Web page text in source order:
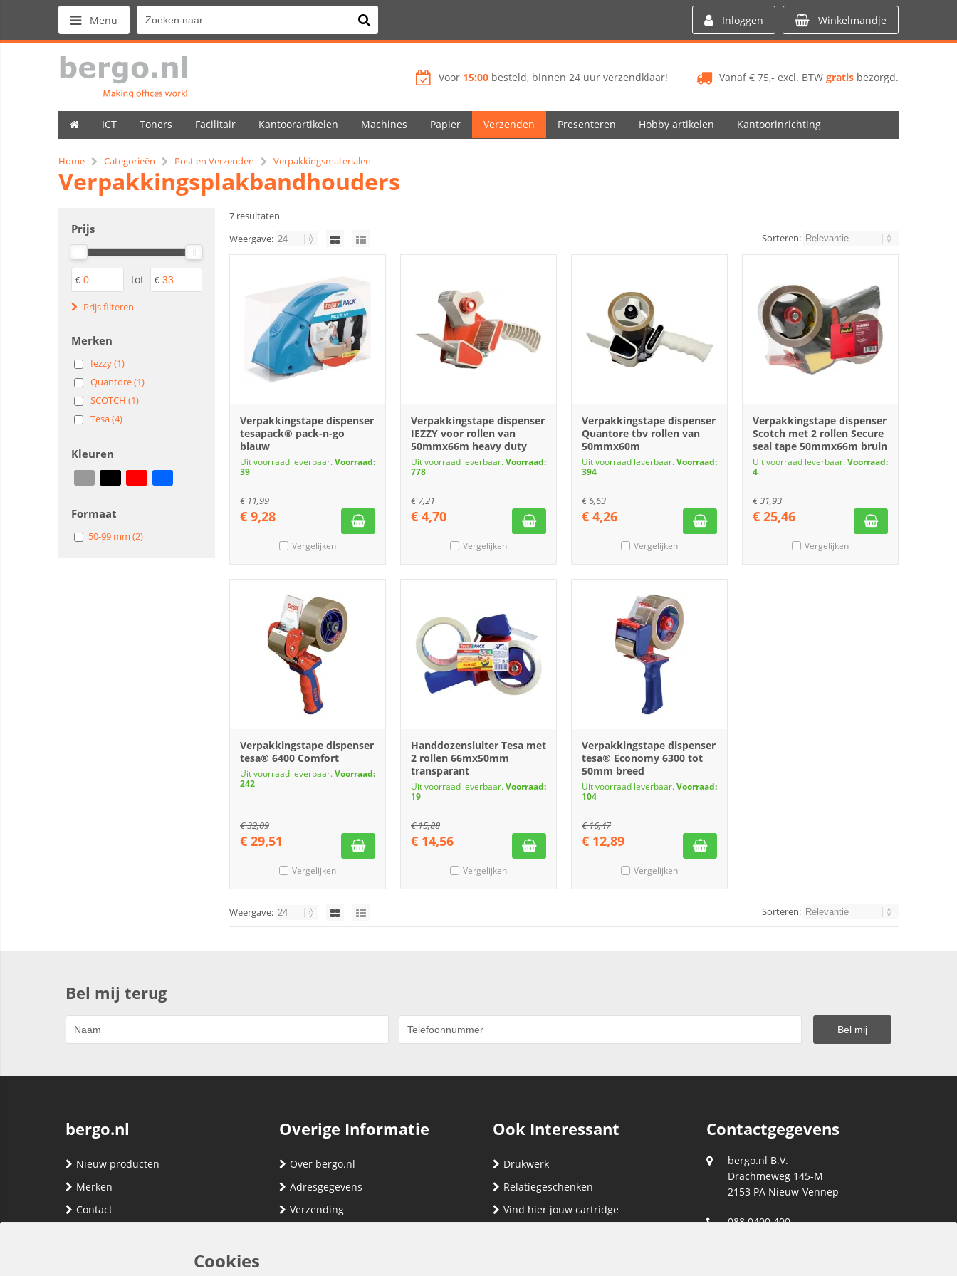
Menu Inloggen Winkelmandje
Vanaf € 75,- excl. BTW gratis bezorgd.
Voor 15:00 besteld, binnen 24 uur verzendklaar!
ICT Toners Facilitair Kantoorartikelen Machines Papier Verzenden Presenteren Hobby artikelen Kantoorinrichting
Home Categorieën Post en Verzenden Verpakkingsmaterialen
Verpakkingsplakbandhouders
Prijs
€ tot €
Prijs filteren
Merken
Iezzy (1)
Quantore (1)
SCOTCH (1)
Tesa (4)
Kleuren
Formaat
50-99 mm (2)
7 resultaten
Weergave:
Sorteren:
Verpakkingstape dispenser
tesapack® pack-n-go
blauw
Uit voorraad leverbaar.Voorraad:
39
€11,99
€ 9,28
Vergelijken
Verpakkingstape dispenser
IEZZY voor rollen van
50mmx66m heavy duty
Uit voorraad leverbaar.Voorraad:
778
€7,21
€ 4,70
Vergelijken
Verpakkingstape dispenser
Quantore tbv rollen van
50mmx60m
Uit voorraad leverbaar.Voorraad:
394
€6,63
€ 4,26
Vergelijken
Verpakkingstape dispenser
Scotch met 2 rollen Secure
seal tape 50mmx66m bruin
Uit voorraad leverbaar.Voorraad:
4
€31,93
€ 25,46
Vergelijken
Verpakkingstape dispenser
tesa® 6400 Comfort
Uit voorraad leverbaar.Voorraad:
242
€32,09
€ 29,51
Vergelijken
Handdozensluiter Tesa met
2 rollen 66mx50mm
transparant
Uit voorraad leverbaar.Voorraad:
19
€15,88
€ 14,56
Vergelijken
Verpakkingstape dispenser
tesa® Economy 6300 tot
50mm breed
Uit voorraad leverbaar.Voorraad:
104
€16,47
€ 12,89
Vergelijken
Weergave: Sorteren:
Bel mij terug
bergo.nl
Nieuw producten
Merken
Contact
Overige Informatie
Over bergo.nl
Adresgegevens
Verzending
Ook Interessant
Drukwerk
Relatiegeschenken
Vind hier jouw cartridge
Contactgegevens
bergo.nl B.V.
Drachmeweg 145-M
2153 PA Nieuw-Vennep
088 0400 400
Cookies